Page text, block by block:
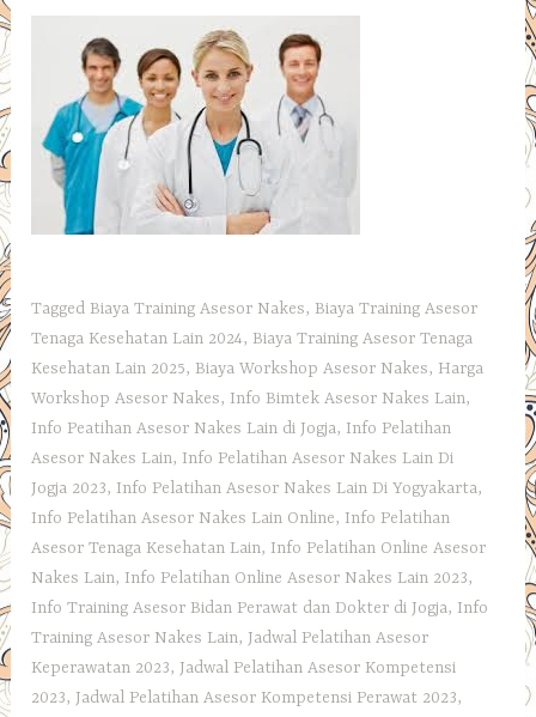
Tagged Biaya Training Asesor Nakes, Biaya Training Asesor
Tenaga Kesehatan Lain 2024, Biaya Training Asesor Tenaga
Kesehatan Lain 2025, Biaya Workshop Asesor Nakes, Harga
Workshop Asesor Nakes, Info Bimtek Asesor Nakes Lain,
Info Peatihan Asesor Nakes Lain di Jogja, Info Pelatihan
Asesor Nakes Lain, Info Pelatihan Asesor Nakes Lain Di
Jogja 2023, Info Pelatihan Asesor Nakes Lain Di Yogyakarta,
Info Pelatihan Asesor Nakes Lain Online, Info Pelatihan
Asesor Tenaga Kesehatan Lain, Info Pelatihan Online Asesor
Nakes Lain, Info Pelatihan Online Asesor Nakes Lain 2023,
Info Training Asesor Bidan Perawat dan Dokter di Jogja, Info
Training Asesor Nakes Lain, Jadwal Pelatihan Asesor
Keperawatan 2023, Jadwal Pelatihan Asesor Kompetensi
2023, Jadwal Pelatihan Asesor Kompetensi Perawat 2023,